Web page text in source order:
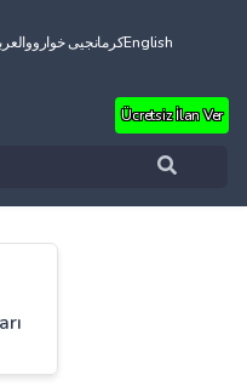
کرمانجیی خوارووEnglish
Ücretsiz İlan Ver